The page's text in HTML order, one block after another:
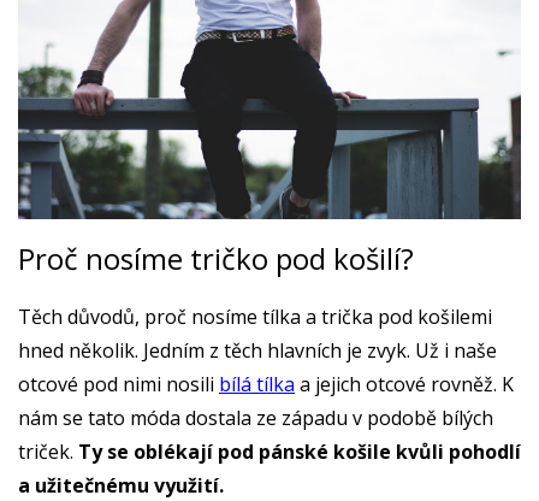
Proč nosíme tričko pod košilí?
Těch důvodů, proč nosíme tílka a trička pod košilemi
hned několik. Jedním z těch hlavních je zvyk. Už i naše
otcové pod nimi nosili bílá tílka a jejich otcové rovněž. K
nám se tato móda dostala ze západu v podobě bílých
triček. Ty se oblékají pod pánské košile kvůli pohodlí
a užitečnému využití.